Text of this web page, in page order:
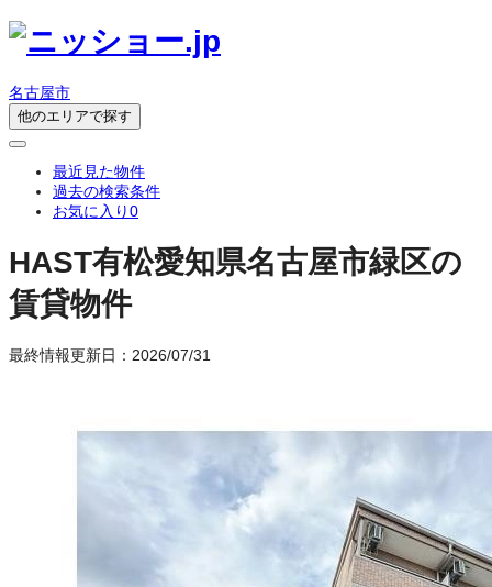
名古屋市
他のエリアで探す
最近見た物件
過去の検索条件
お気に入り0
HAST有松愛知県名古屋市緑区の
賃貸物件
最終情報更新日：2026/07/31